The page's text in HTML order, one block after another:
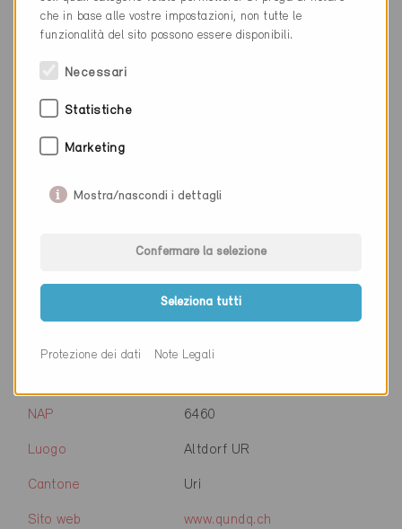
Luogo Albino (Bergamo)
Sito web
NAP 6460
www.ewa.ch
NAP 6460
Luogo Altdorf UR
Cantone Uri
Sito web www.qundq.ch
che in base alle vostre impostazioni, non tutte le
funzionalità del sito possono essere disponibili.
Necessari
Statistiche
Marketing
Mostra/nascondi i dettagli
Confermare la selezione
Seleziona tutti
Protezione dei dati Note Legali